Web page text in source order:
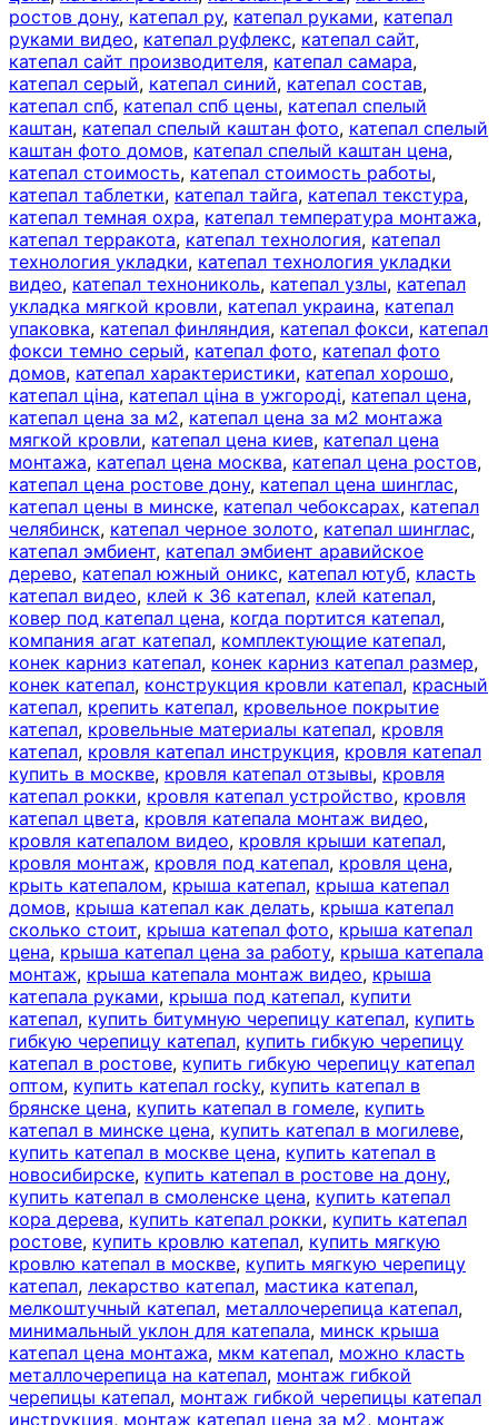
ростов дону, катепал ру, катепал руками, катепал
руками видео, катепал руфлекс, катепал сайт,
катепал сайт производителя, катепал самара,
катепал серый, катепал синий, катепал состав,
катепал спб, катепал спб цены, катепал спелый
каштан, катепал спелый каштан фото, катепал спелый
каштан фото домов, катепал спелый каштан цена,
катепал стоимость, катепал стоимость работы,
катепал таблетки, катепал тайга, катепал текстура,
катепал темная охра, катепал температура монтажа,
катепал терракота, катепал технология, катепал
технология укладки, катепал технология укладки
видео, катепал технониколь, катепал узлы, катепал
укладка мягкой кровли, катепал украина, катепал
упаковка, катепал финляндия, катепал фокси, катепал
фокси темно серый, катепал фото, катепал фото
домов, катепал характеристики, катепал хорошо,
катепал ціна, катепал ціна в ужгороді, катепал цена,
катепал цена за м2, катепал цена за м2 монтажа
мягкой кровли, катепал цена киев, катепал цена
монтажа, катепал цена москва, катепал цена ростов,
катепал цена ростове дону, катепал цена шинглас,
катепал цены в минске, катепал чебоксарах, катепал
челябинск, катепал черное золото, катепал шинглас,
катепал эмбиент, катепал эмбиент аравийское
дерево, катепал южный оникс, катепал ютуб, класть
катепал видео, клей к 36 катепал, клей катепал,
ковер под катепал цена, когда портится катепал,
компания агат катепал, комплектующие катепал,
конек карниз катепал, конек карниз катепал размер,
конек катепал, конструкция кровли катепал, красный
катепал, крепить катепал, кровельное покрытие
катепал, кровельные материалы катепал, кровля
катепал, кровля катепал инструкция, кровля катепал
купить в москве, кровля катепал отзывы, кровля
катепал рокки, кровля катепал устройство, кровля
катепал цвета, кровля катепала монтаж видео,
кровля катепалом видео, кровля крыши катепал,
кровля монтаж, кровля под катепал, кровля цена,
крыть катепалом, крыша катепал, крыша катепал
домов, крыша катепал как делать, крыша катепал
сколько стоит, крыша катепал фото, крыша катепал
цена, крыша катепал цена за работу, крыша катепала
монтаж, крыша катепала монтаж видео, крыша
катепала руками, крыша под катепал, купити
катепал, купить битумную черепицу катепал, купить
гибкую черепицу катепал, купить гибкую черепицу
катепал в ростове, купить гибкую черепицу катепал
оптом, купить катепал rocky, купить катепал в
брянске цена, купить катепал в гомеле, купить
катепал в минске цена, купить катепал в могилеве,
купить катепал в москве цена, купить катепал в
новосибирске, купить катепал в ростове на дону,
купить катепал в смоленске цена, купить катепал
кора дерева, купить катепал рокки, купить катепал
ростове, купить кровлю катепал, купить мягкую
кровлю катепал в москве, купить мягкую черепицу
катепал, лекарство катепал, мастика катепал,
мелкоштучный катепал, металлочерепица катепал,
минимальный уклон для катепала, минск крыша
катепал цена монтажа, мкм катепал, можно класть
металлочерепица на катепал, монтаж гибкой
черепицы катепал, монтаж гибкой черепицы катепал
инструкция, монтаж катепал цена за м2, монтаж